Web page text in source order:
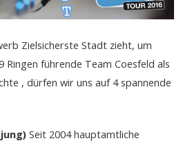
Zielsicherste Stadt zieht, um
Ringen führende Team Coesfeld als
, dürfen wir uns auf 4 spannende
jung)Seit 2004 hauptamtliche